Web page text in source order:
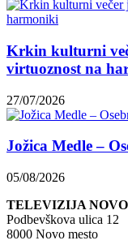
Krkin kulturni
virtuoznost na
27/07/2026
Jožica Medle –
05/08/2026
TELEVIZIJA NOVO
Podbevškova ulica 12
8000 Novo mesto